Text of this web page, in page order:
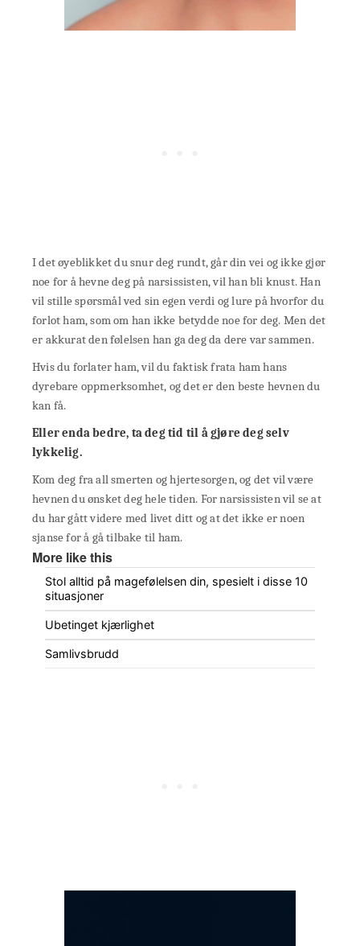
I det øyeblikket du snur deg rundt, går din vei og ikke gjør
noe for å hevne deg på narsissisten, vil han bli knust. Han
vil stille spørsmål ved sin egen verdi og lure på hvorfor du
forlot ham, som om han ikke betydde noe for deg. Men det
er akkurat den følelsen han ga deg da dere var sammen.
Hvis du forlater ham, vil du faktisk frata ham hans
dyrebare oppmerksomhet, og det er den beste hevnen du
kan få.
Eller enda bedre, ta deg tid til å gjøre deg selv
lykkelig.
Kom deg fra all smerten og hjertesorgen, og det vil være
hevnen du ønsket deg hele tiden. For narsissisten vil se at
du har gått videre med livet ditt og at det ikke er noen
sjanse for å gå tilbake til ham.
More like this
Stol alltid på magefølelsen din, spesielt i disse 10
situasjoner
Ubetinget kjærlighet
Samlivsbrudd